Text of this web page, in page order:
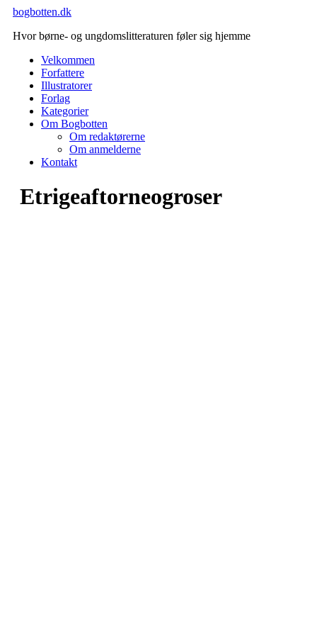
Videre
indhold
bogbotten.dk
Hvor børne- og ungdomslitteraturen føler sig hjemme
Velkommen
Forfattere
Illustratorer
Forlag
Kategorier
Om Bogbotten
Om redaktørerne
Om anmelderne
Kontakt
Etrigeaftorneogroser